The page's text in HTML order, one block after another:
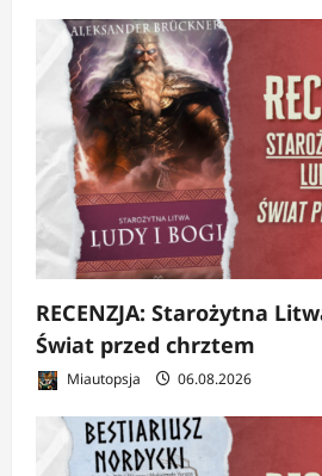
RECENZJA: Starożytna
Świat przed chrztem
Miautopsja 06.08.2026